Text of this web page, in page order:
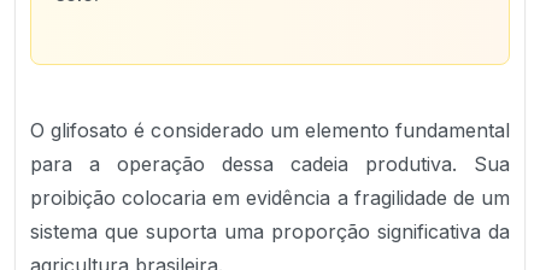
O glifosato é considerado um elemento fundamental
para a operação dessa cadeia produtiva. Sua
proibição colocaria em evidência a fragilidade de um
sistema que suporta uma proporção significativa da
agricultura brasileira.